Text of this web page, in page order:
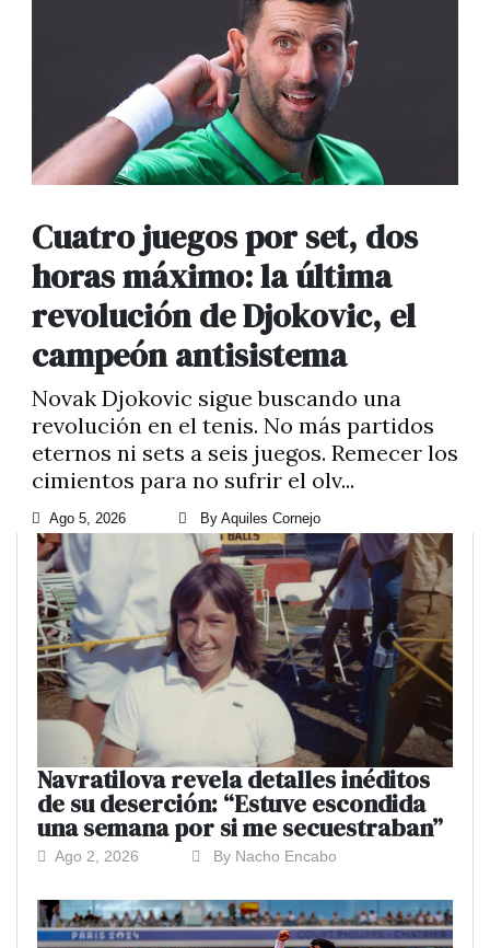
Cuatro juegos por set, dos
horas máximo: la última
revolución de Djokovic, el
campeón antisistema
Novak Djokovic sigue buscando una
revolución en el tenis. No más partidos
eternos ni sets a seis juegos. Remecer los
cimientos para no sufrir el olv...
Ago 5, 2026 By Aquiles Cornejo
Navratilova revela detalles inéditos
de su deserción: “Estuve escondida
una semana por si me secuestraban”
Ago 2, 2026 By Nacho Encabo